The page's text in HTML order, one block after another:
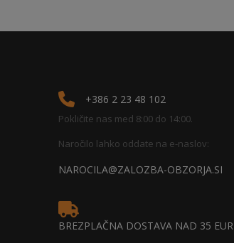
+386 2 23 48 102
Pokličite nas med 8:00 do 14:00.
Naročilo lahko oddate na e-naslov:
NAROCILA@ZALOZBA-OBZORJA.SI
BREZPLAČNA DOSTAVA NAD 35 EUR